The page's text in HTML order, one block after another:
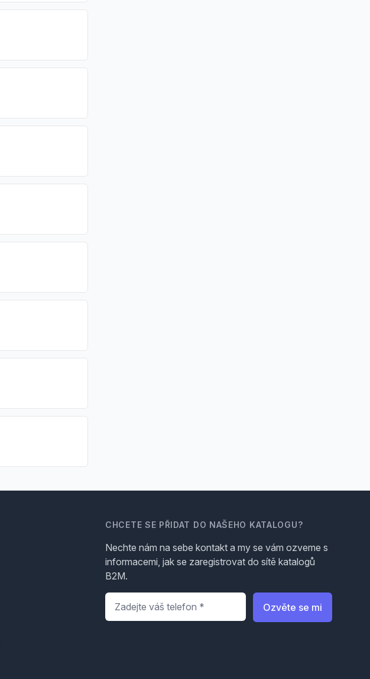
CHCETE SE PŘIDAT DO NAŠEHO KATALOGU?
Nechte nám na sebe kontakt a my se vám ozveme s
informacemi, jak se zaregistrovat do sítě katalogů
B2M.
Telefon
Ozvěte se mi